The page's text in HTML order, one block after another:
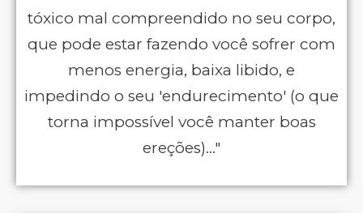
tóxico mal compreendido no seu corpo,
que pode estar fazendo você sofrer com
menos energia, baixa libido, e
impedindo o seu 'endurecimento' (o que
torna impossível você manter boas
ereções)..."